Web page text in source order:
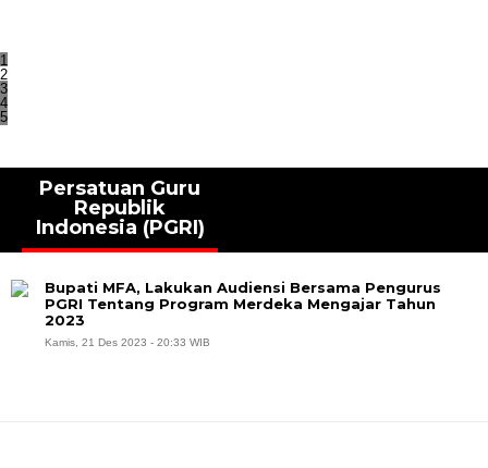
1
2
3
4
5
Persatuan Guru
Republik
Indonesia (PGRI)
Bupati MFA, Lakukan Audiensi Bersama Pengurus
PGRI Tentang Program Merdeka Mengajar Tahun
2023
Kamis, 21 Des 2023 - 20:33 WIB